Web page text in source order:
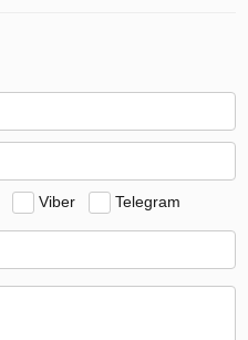
Viber Telegram